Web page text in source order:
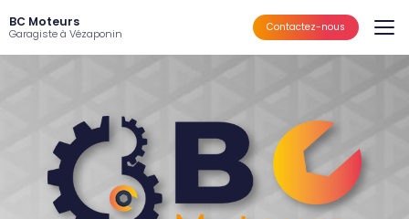
au
contenu
principal
BC Moteurs
Garagiste à Vézaponin Contactez-nous